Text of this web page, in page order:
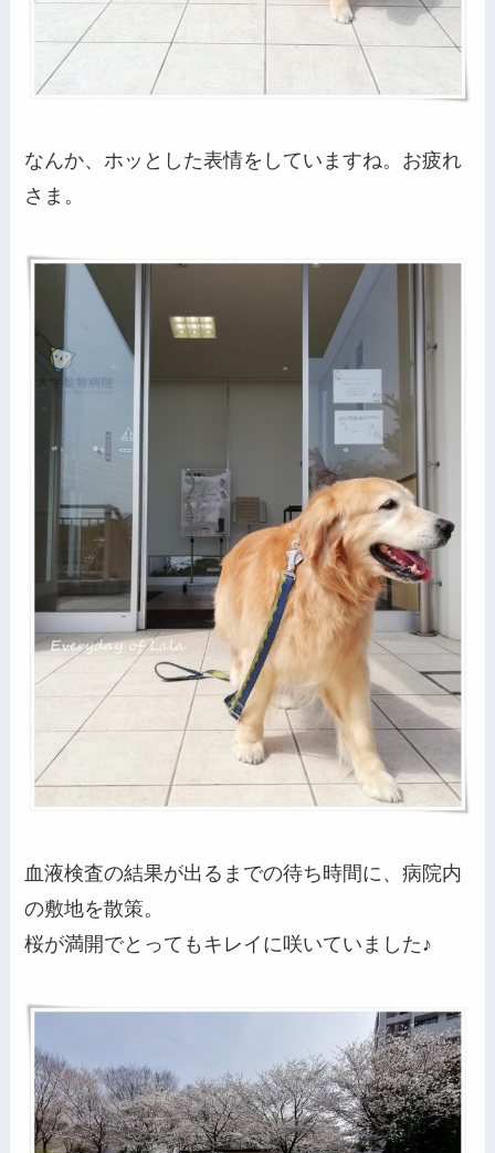
なんか、ホッとした表情をしていますね。お疲れ
さま。
血液検査の結果が出るまでの待ち時間に、病院内
の敷地を散策。
桜が満開でとってもキレイに咲いていました♪